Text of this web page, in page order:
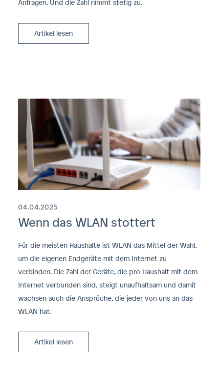
Anfragen. Und die Zahl nimmt stetig zu.
Artikel lesen
04.04.2025
Wenn das WLAN stottert
Für die meisten Haushalte ist WLAN das Mittel der Wahl,
um die eigenen Endgeräte mit dem Internet zu
verbinden. Die Zahl der Geräte, die pro Haushalt mit dem
Internet verbunden sind, steigt unaufhaltsam und damit
wachsen auch die Ansprüche, die jeder von uns an das
WLAN hat.
Artikel lesen